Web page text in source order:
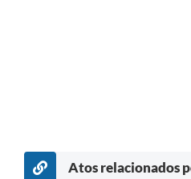
Atos relacionados